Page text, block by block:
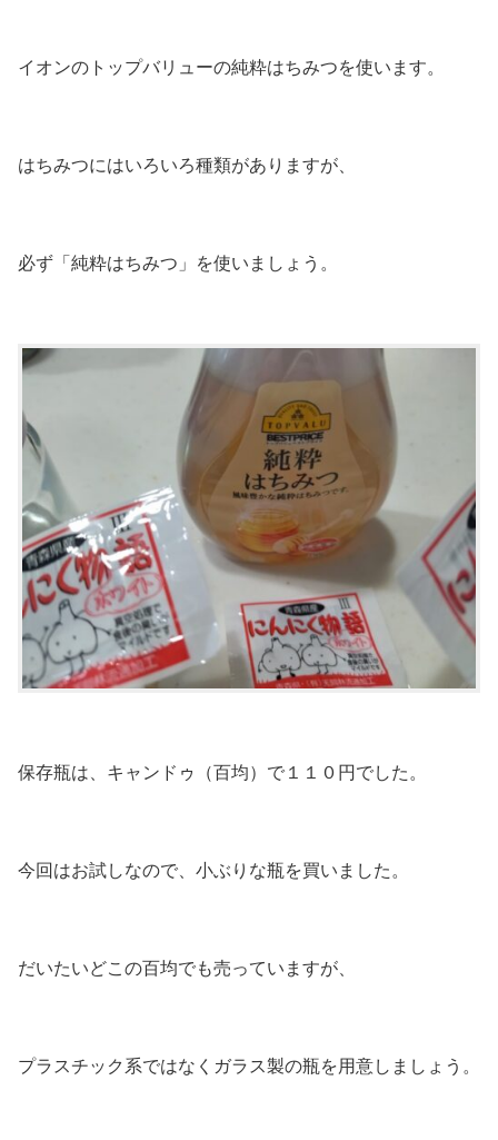
イオンのトップバリューの純粋はちみつを使います。
はちみつにはいろいろ種類がありますが、
必ず「純粋はちみつ」を使いましょう。
保存瓶は、キャンドゥ（百均）で１１０円でした。
今回はお試しなので、小ぶりな瓶を買いました。
だいたいどこの百均でも売っていますが、
プラスチック系ではなくガラス製の瓶を用意しましょう。